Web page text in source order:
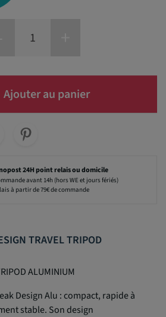
Ajouter au panier
24H point relais ou domicile
avant 14h (hors WE et jours fériés)
à partir de 79€ de commande
TRAVEL TRIPOD
ALUMINIUM
Design Alu : compact, rapide à
stable. Son design